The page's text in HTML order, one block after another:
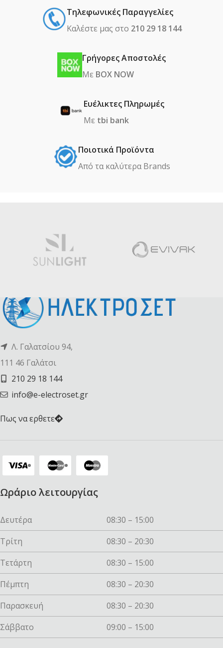
Τηλεφωνικές Παραγγελίες
Καλέστε μας στο 210 29 18 144
Γρήγορες Αποστολές
Με BOX NOW
Ευέλικτες Πληρωμές
Με tbi bank
Ποιοτικά Προϊόντα
Από τα καλύτερα Βrands
Λ. Γαλατσίου 94,
111 46 Γαλάτσι
210 29 18 144
info@e-electroset.gr
Πως να ερθετε
Ωράριο λειτουργίας
Δευτέρα
08:30 – 15:00
Τρίτη
08:30 – 20:30
Τετάρτη
08:30 – 15:00
Πέμπτη
08:30 – 20:30
Παρασκευή
08:30 – 20:30
Σάββατο
09:00 – 15:00